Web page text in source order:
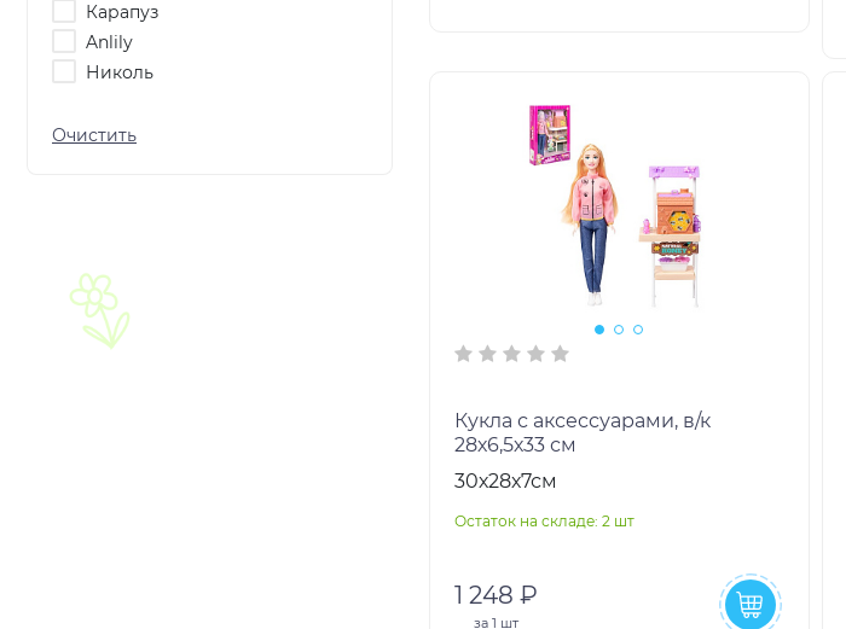
Карапуз
Anlily
Николь
Кукла с аксессуарами, в/к
28х6,5х33 см
30х28х7см
Остаток на складе: 2 шт
1 248 ₽
за 1 шт